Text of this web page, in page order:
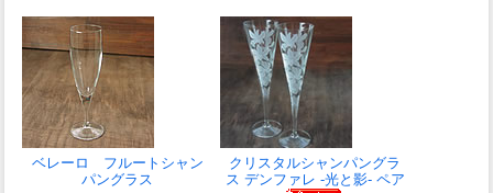
ベレーロ フルートシャン
パングラス
クリスタルシャンパングラ
ス デンファレ -光と影- ペア